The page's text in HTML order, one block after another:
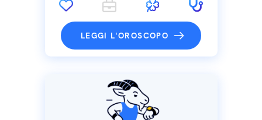
LEGGI L'OROSCOPO